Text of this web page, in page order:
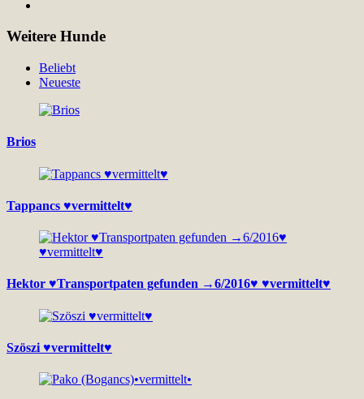
Weitere Hunde
Beliebt
Neueste
Brios
Tappancs ♥vermittelt♥
Hektor ♥Transportpaten gefunden →6/2016♥ ♥vermittelt♥
Szöszi ♥vermittelt♥